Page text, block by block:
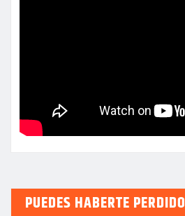
PUEDES HABERTE PERDIDO